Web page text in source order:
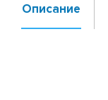
Описание